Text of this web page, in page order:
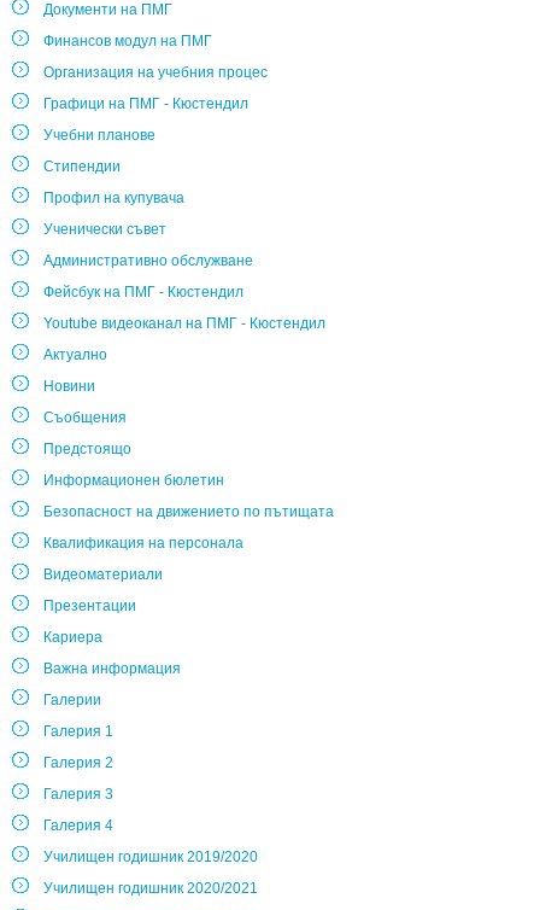
Документи на ПМГ
Финансов модул на ПМГ
Организация на учебния процес
Графици на ПМГ - Кюстендил
Учебни планове
Стипендии
Профил на купувача
Ученически съвет
Административно обслужване
Фейсбук на ПМГ - Кюстендил
Youtube видеоканал на ПМГ - Кюстендил
Актуално
Новини
Съобщения
Предстоящо
Информационен бюлетин
Безопасност на движението по пътищата
Квалификация на персонала
Видеоматериали
Презентации
Кариера
Важна информация
Галерии
Галерия 1
Галерия 2
Галерия 3
Галерия 4
Училищен годишник 2019/2020
Училищен годишник 2020/2021